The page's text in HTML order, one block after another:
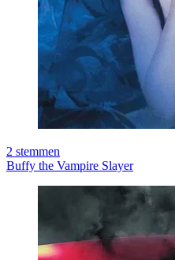
2 stemmen
Buffy the Vampire Slayer